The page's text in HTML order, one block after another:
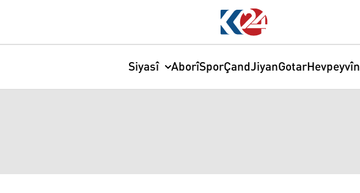
Siyasî AborîSporÇandJiyanGotarHevpeyvîn